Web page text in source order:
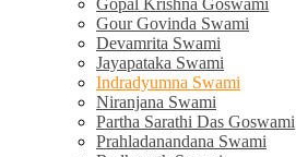
Gopal Krishna Goswami
Gour Govinda Swami
Devamrita Swami
Jayapataka Swami
Indradyumna Swami
Niranjana Swami
Partha Sarathi Das Goswami
Prahladanandana Swami